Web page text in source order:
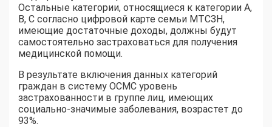
Остальные категории, относящиеся к категории A,
B, C согласно цифровой карте семьи МТСЗН,
имеющие достаточные доходы, должны будут
самостоятельно застраховаться для получения
медицинской помощи.
В результате включения данных категорий
граждан в систему ОСМС уровень
застрахованности в группе лиц, имеющих
социально-значимые заболевания, возрастет до
93%.